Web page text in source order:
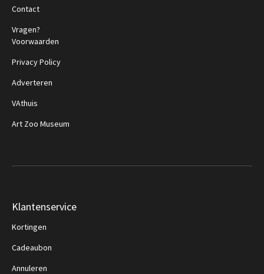
Contact
Vragen?
Voorwaarden
Privacy Policy
Adverteren
VAthuis
Art Zoo Museum
Klantenservice
Kortingen
Cadeaubon
Annuleren